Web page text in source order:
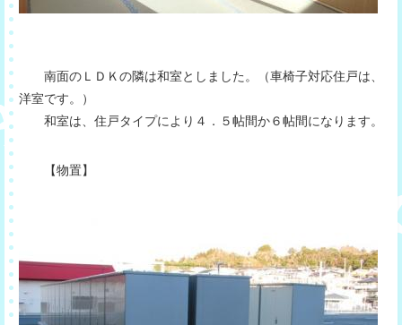
南面のＬＤＫの隣は和室としました。（車椅子対応住戸は、
洋室です。）
和室は、住戸タイプにより４．５帖間か６帖間になります。
【物置】